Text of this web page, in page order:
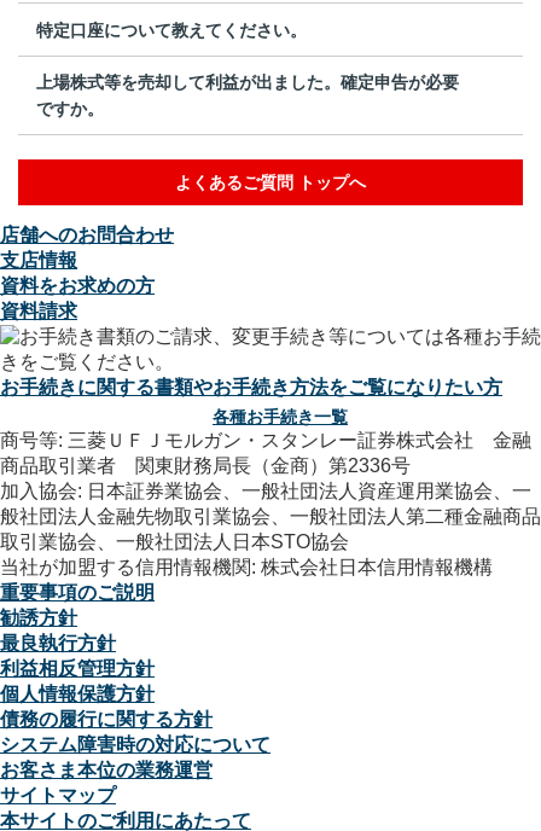
特定口座について教えてください。
上場株式等を売却して利益が出ました。確定申告が必要
ですか。
よくあるご質問 トップへ
店舗へのお問合わせ
支店情報
資料をお求めの方
資料請求
お手続きに関する書類やお手続き方法をご覧になりたい方
各種お手続き一覧
商号等: 三菱ＵＦＪモルガン・スタンレー証券株式会社 金融
商品取引業者 関東財務局長（金商）第2336号
加入協会: 日本証券業協会、一般社団法人資産運用業協会、一
般社団法人金融先物取引業協会、一般社団法人第二種金融商品
取引業協会、一般社団法人日本STO協会
当社が加盟する信用情報機関: 株式会社日本信用情報機構
重要事項のご説明
勧誘方針
最良執行方針
利益相反管理方針
個人情報保護方針
債務の履行に関する方針
システム障害時の対応について
お客さま本位の業務運営
サイトマップ
本サイトのご利用にあたって